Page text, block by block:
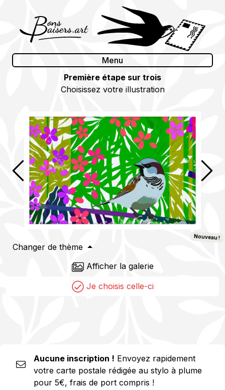
content
Menu
Première étape sur trois
Choisissez votre illustration
Précédent
Je choisis celle-ci
Afficher la galerie
Changer de thème
Nouveau !
Aucune inscription ! Envoyez rapidement
votre carte postale rédigée au stylo à plume
pour 5€, frais de port compris !